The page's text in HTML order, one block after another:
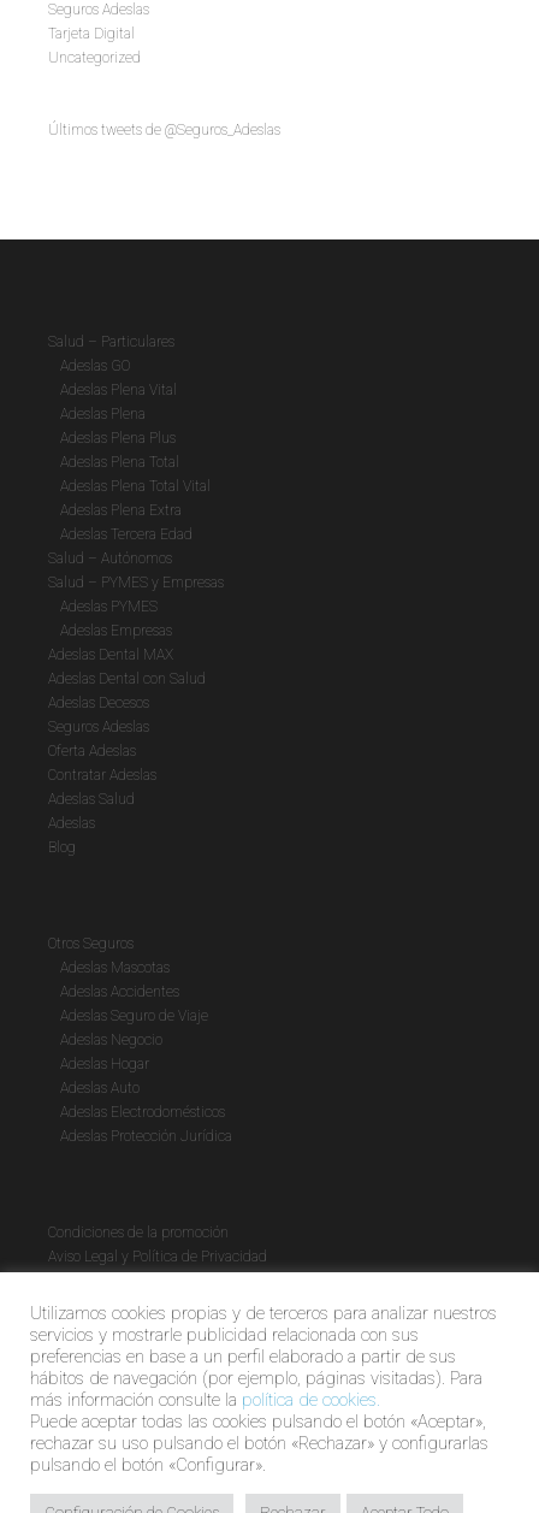
Seguros Adeslas
Tarjeta Digital
Uncategorized
Últimos tweets de @Seguros_Adeslas
Salud – Particulares
Adeslas GO
Adeslas Plena Vital
Adeslas Plena
Adeslas Plena Plus
Adeslas Plena Total
Adeslas Plena Total Vital
Adeslas Plena Extra
Adeslas Tercera Edad
Salud – Autónomos
Salud – PYMES y Empresas
Adeslas PYMES
Adeslas Empresas
Adeslas Dental MAX
Adeslas Dental con Salud
Adeslas Decesos
Seguros Adeslas
Oferta Adeslas
Contratar Adeslas
Adeslas Salud
Adeslas
Blog
Otros Seguros
Adeslas Mascotas
Adeslas Accidentes
Adeslas Seguro de Viaje
Adeslas Negocio
Adeslas Hogar
Adeslas Auto
Adeslas Electrodomésticos
Adeslas Protección Jurídica
Condiciones de la promoción
Aviso Legal y Política de Privacidad
Utilizamos cookies propias y de terceros para analizar nuestros
servicios y mostrarle publicidad relacionada con sus
preferencias en base a un perfil elaborado a partir de sus
hábitos de navegación (por ejemplo, páginas visitadas). Para
más información consulte la política de cookies.
Puede aceptar todas las cookies pulsando el botón «Aceptar»,
rechazar su uso pulsando el botón «Rechazar» y configurarlas
pulsando el botón «Configurar».